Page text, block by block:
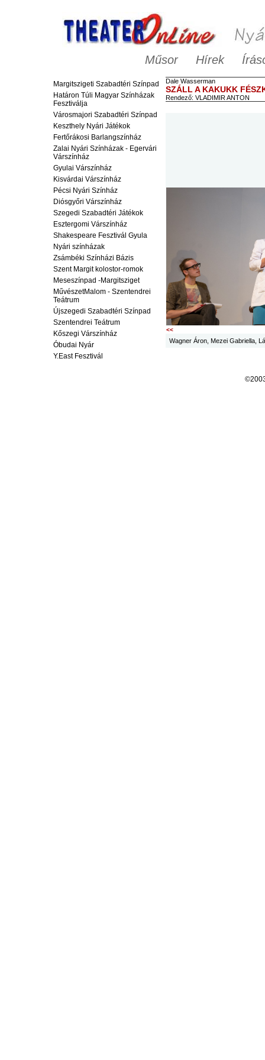
Műsor Hírek
Margitszigeti Szabadtéri Színpad
Határon Túli Magyar Színházak
Fesztiválja
Városmajori Szabadtéri Színpad
Keszthely Nyári Játékok
Fertőrákosi Barlangszínház
Zalai Nyári Színházak - Egervári
Várszínház
Gyulai Várszínház
Kisvárdai Várszínház
Pécsi Nyári Színház
Diósgyőri Várszínház
Szegedi Szabadtéri Játékok
Esztergomi Várszínház
Shakespeare Fesztivál Gyula
Nyári színházak
Zsámbéki Színházi Bázis
Szent Margit kolostor-romok
Meseszínpad -Margitsziget
MűvészetMalom - Szentendrei
Teátrum
Újszegedi Szabadtéri Színpad
Szentendrei Teátrum
Kőszegi Várszínház
Óbudai Nyár
Y.East Fesztivál
Dale Wasserman
SZÁLL A KAKUKK
Rendező: VLADIMIR ANTON
<<
Wagner Áron, Mezei Gabriella,